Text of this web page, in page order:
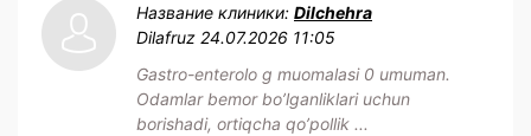
Название клиники: Dilchehra
Dilafruz 24.07.2026 11:05
Gastro-enterolo g muomalasi 0 umuman.
Odamlar bemor bo’lganliklari uchun
borishadi, ortiqcha qo’pollik ...